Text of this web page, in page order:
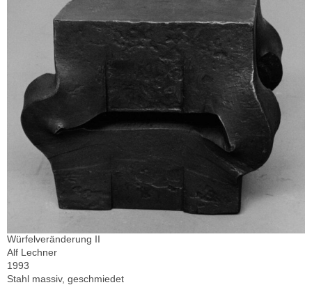
Würfelveränderung II
Alf Lechner
1993
Stahl massiv, geschmiedet